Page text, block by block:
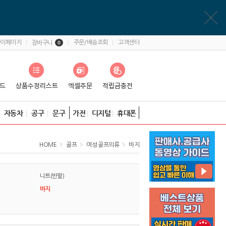
페이지 장바구니 0 주문/배송조회 고객센터
자동차 공구 문구 가전 디지털 휴대폰
HOME 골프 여성 골프의류 바지
니트(반팔)
바지